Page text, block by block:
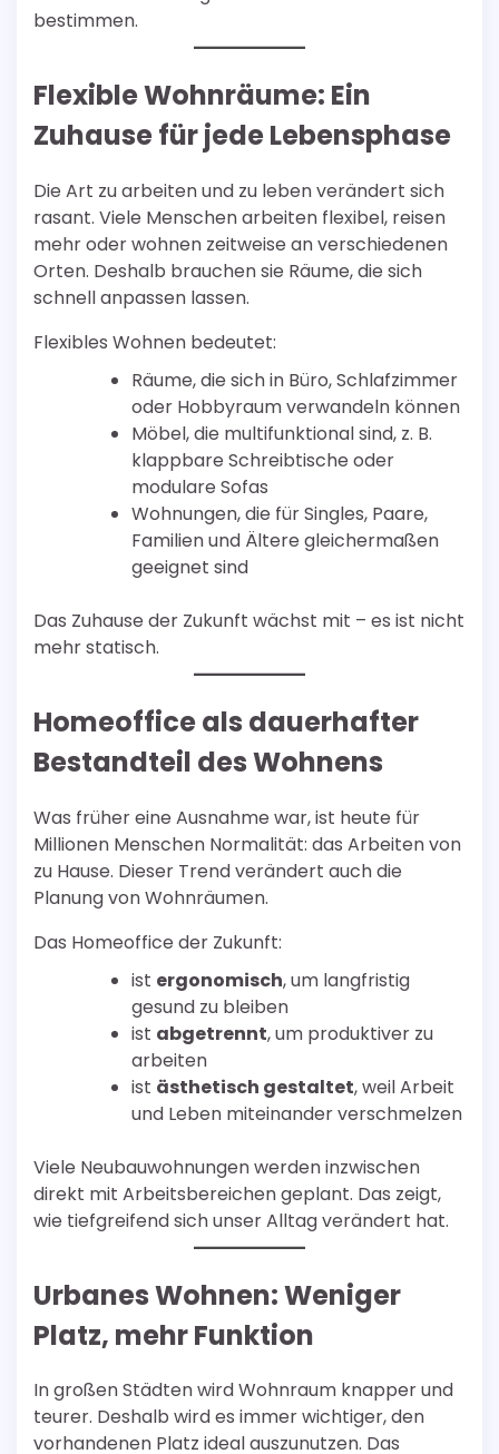
bestimmen.
Flexible Wohnräume: Ein
Zuhause für jede Lebensphase
Die Art zu arbeiten und zu leben verändert sich
rasant. Viele Menschen arbeiten flexibel, reisen
mehr oder wohnen zeitweise an verschiedenen
Orten. Deshalb brauchen sie Räume, die sich
schnell anpassen lassen.
Flexibles Wohnen bedeutet:
Räume, die sich in Büro, Schlafzimmer
oder Hobbyraum verwandeln können
Möbel, die multifunktional sind, z. B.
klappbare Schreibtische oder
modulare Sofas
Wohnungen, die für Singles, Paare,
Familien und Ältere gleichermaßen
geeignet sind
Das Zuhause der Zukunft wächst mit – es ist nicht
mehr statisch.
Homeoffice als dauerhafter
Bestandteil des Wohnens
Was früher eine Ausnahme war, ist heute für
Millionen Menschen Normalität: das Arbeiten von
zu Hause. Dieser Trend verändert auch die
Planung von Wohnräumen.
Das Homeoffice der Zukunft:
ist ergonomisch, um langfristig
gesund zu bleiben
ist abgetrennt, um produktiver zu
arbeiten
ist ästhetisch gestaltet, weil Arbeit
und Leben miteinander verschmelzen
Viele Neubauwohnungen werden inzwischen
direkt mit Arbeitsbereichen geplant. Das zeigt,
wie tiefgreifend sich unser Alltag verändert hat.
Urbanes Wohnen: Weniger
Platz, mehr Funktion
In großen Städten wird Wohnraum knapper und
teurer. Deshalb wird es immer wichtiger, den
vorhandenen Platz ideal auszunutzen. Das